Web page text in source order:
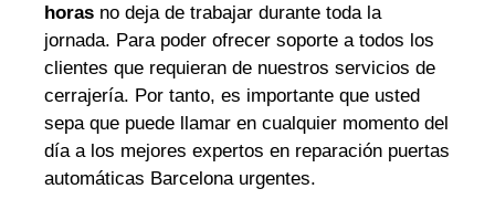
horas no deja de trabajar durante toda la
jornada. Para poder ofrecer soporte a todos los
clientes que requieran de nuestros servicios de
cerrajería. Por tanto, es importante que usted
sepa que puede llamar en cualquier momento del
día a los mejores expertos en reparación puertas
automáticas Barcelona urgentes.